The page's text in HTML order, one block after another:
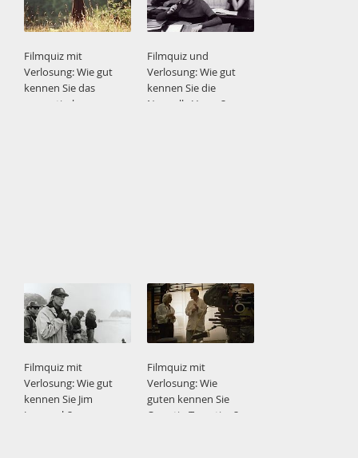
Filmquiz mit
Verlosung: Wie gut
kennen Sie das
romantische
Filmquiz und
Verlosung: Wie gut
kennen Sie die
Nouvelle Vague?
Filmquiz mit
Verlosung: Wie gut
kennen Sie Jim
Jarmusch?
Filmquiz mit
Verlosung: Wie
guten kennen Sie
Quentin Tarantino?